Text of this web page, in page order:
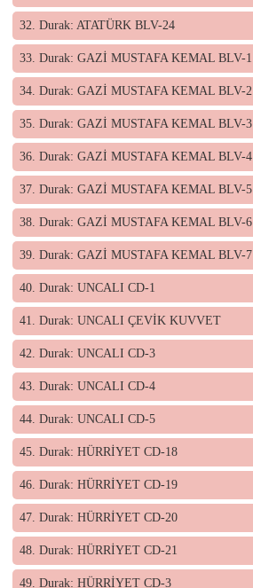
32. Durak: ATATÜRK BLV-24
33. Durak: GAZİ MUSTAFA KEMAL BLV-1
34. Durak: GAZİ MUSTAFA KEMAL BLV-2
35. Durak: GAZİ MUSTAFA KEMAL BLV-3
36. Durak: GAZİ MUSTAFA KEMAL BLV-4
37. Durak: GAZİ MUSTAFA KEMAL BLV-5
38. Durak: GAZİ MUSTAFA KEMAL BLV-6
39. Durak: GAZİ MUSTAFA KEMAL BLV-7
40. Durak: UNCALI CD-1
41. Durak: UNCALI ÇEVİK KUVVET
42. Durak: UNCALI CD-3
43. Durak: UNCALI CD-4
44. Durak: UNCALI CD-5
45. Durak: HÜRRİYET CD-18
46. Durak: HÜRRİYET CD-19
47. Durak: HÜRRİYET CD-20
48. Durak: HÜRRİYET CD-21
49. Durak: HÜRRİYET CD-3